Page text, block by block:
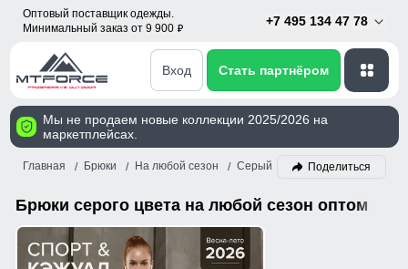
Оптовый поставщик одежды.
Минимальный заказ от 9 900 p
+7 495 134 47 78
Вход Стать партнёром
Мы не продаем новые коллекции 2025/2026 на
маркетплейсах.
Главная Брюки На любой сезон Серый Поделиться
Брюки серого цвета на любой сезон оптом